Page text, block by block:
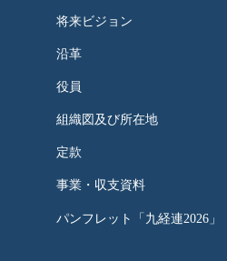
将来ビジョン
沿革
役員
組織図及び所在地
定款
事業・収支資料
パンフレット「九経連2026」